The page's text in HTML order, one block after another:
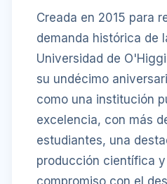
Creada en 2015 para
demanda histórica de
Universidad de
su undécimo
como una institución
excelencia, con más
estudiantes, una
producción científica
compromiso con el